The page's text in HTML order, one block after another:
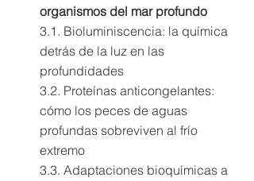
organismos del mar profundo
3.1. Bioluminiscencia: la química
detrás de la luz en las
profundidades
3.2. Proteínas anticongelantes:
cómo los peces de aguas
profundas sobreviven al frío
extremo
3.3. Adaptaciones bioquímicas a